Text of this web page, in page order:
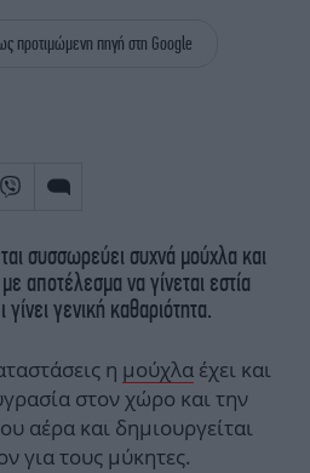
THE OCEAN
προτιμώμενη πηγή στη Google
συσσωρεύει συχνά μούχλα και
αποτέλεσμα να γίνεται εστία
γενική καθαριότητα.
η μούχλα έχει και
στον χώρο και την
αέρα και δημιουργείται
για τους μύκητες.